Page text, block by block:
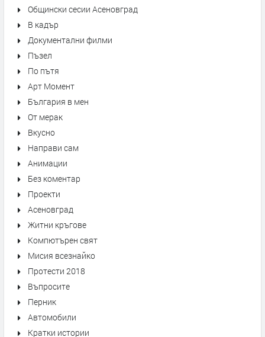
Общински сесии Асеновград
В кадър
Документални филми
Пъзел
По пътя
Арт Момент
България в мен
От мерак
Вкусно
Направи сам
Анимации
Без коментар
Проекти
Асеновград
Житни кръгове
Компютърен свят
Мисия всезнайко
Протести 2018
Въпросите
Перник
Автомобили
Кратки истории